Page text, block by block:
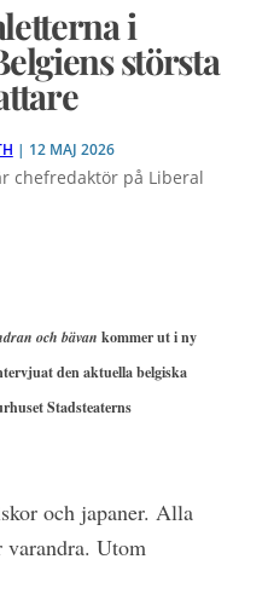
i
största
| 12 MAJ 2026
chefredaktör på Liberal
och bävan kommer ut i ny
den aktuella belgiska
Stadsteaterns
och japaner. Alla
Utom